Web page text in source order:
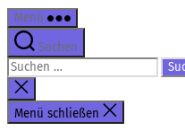
Menü
Suchen
Suchen
nach:
Suche
schließen
Menü schließen